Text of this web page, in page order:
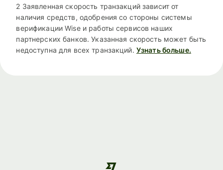
2 Заявленная скорость транзакций зависит от
наличия средств, одобрения со стороны системы
верификации Wise и работы сервисов наших
партнерских банков. Указанная скорость может быть
недоступна для всех транзакций. Узнать больше.